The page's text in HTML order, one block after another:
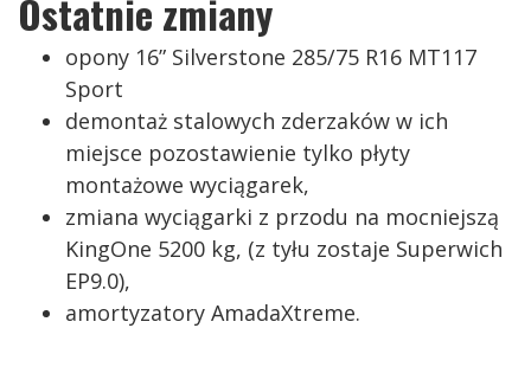
Ostatnie zmiany
opony 16” Silverstone 285/75 R16 MT117
Sport
demontaż stalowych zderzaków w ich
miejsce pozostawienie tylko płyty
montażowe wyciągarek,
zmiana wyciągarki z przodu na mocniejszą
KingOne 5200 kg, (z tyłu zostaje Superwich
EP9.0),
amortyzatory AmadaXtreme.